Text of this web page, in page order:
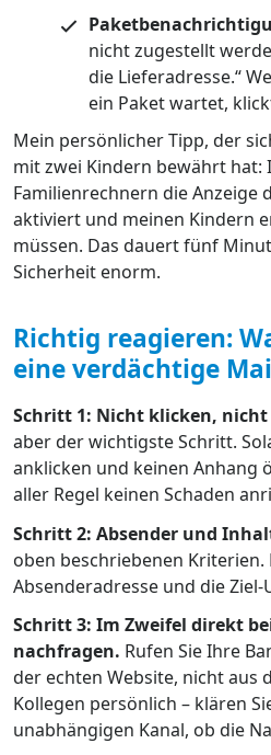
nicht zugestellt
die Lieferadresse.“
ein Paket wartet,
Mein persönlicher Tipp, der
mit zwei Kindern bewährt hat:
Familienrechnern die Anzeige
aktiviert und meinen Kindern
müssen. Das dauert fünf
Sicherheit enorm.
Richtig reagieren:
eine verdächtige
Schritt 1: Nicht klicken,
aber der wichtigste Schritt.
anklicken und keinen Anhang
aller Regel keinen Schaden
Schritt 2: Absender und
oben beschriebenen Kriterien.
Absenderadresse und die Ziel-
Schritt 3: Im Zweifel direkt
nachfragen. Rufen Sie Ihre
der echten Website, nicht aus
Kollegen persönlich – klären
unabhängigen Kanal, ob die